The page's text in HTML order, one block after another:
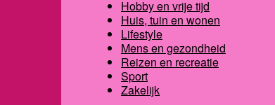
Hobby en vrije tijd
Huis, tuin en wonen
Lifestyle
Mens en gezondheid
Reizen en recreatie
Sport
Zakelijk